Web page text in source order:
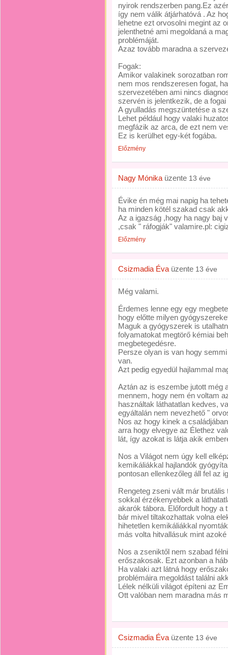
nyirok rendszerben pang.Ez
így nem válik átjárhatóvá . Az
lehetne ezt orvosolni megint az
jelenthetné ami megoldaná a
problémáját.
Azaz tovább maradna a
Fogak:
Amikor valakinek sorozatban
nem mos rendszeresen fogat,
szervezetében ami nincs
szervén is jelentkezik, de a
A gyulladás megszüntetése a
Lehet például hogy valaki
megfázik az arca, de ezt nem
Ez is kerülhet egy-két fogába.
Előzmény
Nagy Mónika üzente 13 éve
Évike én még mai napig ha
ha minden kötél szakad csak
Az a igazság ,hogy ha nagy baj
,csak " ráfogják" valamire.pl:
Előzmény
Csizmadia Éva üzente 13 éve
Még valami.
Érdemes lenne egy egy
hogy előtte milyen
Maguk a gyógyszerek is
folyamatokat megtörő kémiai
megbetegedésre.
Persze olyan is van hogy
van.
Azt pedig egyedül hajlammal
Aztán az is eszembe jutott még
mennem, hogy nem én voltam
használtak láthatatlan kedves,
egyáltalán nem nevezhető "
Nos az hogy kinek a
arra hogy elvegye az Élethez
lát, így azokat is látja akik
Nos a Világot nem úgy kell
kemikáliákkal hajlandók
pontosan ellenkezőleg áll fel az
Rengeteg zseni vált már
sokkal érzékenyebbek a
akarók tábora. Előfordult hogy a
bár mivel tiltakozhattak volna
hihetetlen kemikáliákkal
más volta hitvallásuk mint
Nos a zseniktől nem szabad
erőszakosak. Ezt azonban a
Ha valaki azt látná hogy
problémáira megoldást találni
Lélek nélküli világot építeni az
Ott valóban nem maradna más
Csizmadia Éva üzente 13 éve